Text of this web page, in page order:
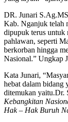
DR. Junari
Kab. Nganjuk telah
dipupuk terus untuk
pahlawan, seperti
berkorban hingga
Nasional.” Ungkap
Kata Junari,
hebat dalam bidang
ditemukan yaitu.Dr.
Kebangkitan
Hak – Hak Buruh